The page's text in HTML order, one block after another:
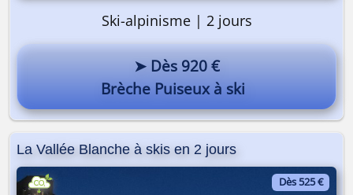
Ski-alpinisme | 2 jours
➤ Dès 920 €
Brèche Puiseux à ski
La Vallée Blanche à skis en 2 jours
Dès 525 €